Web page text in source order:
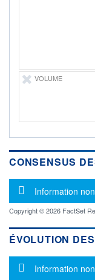
Non éligible
Boursobank
VOLUME
CONSENSUS
Message
Information
Copyright © 2026 FactSet
ÉVOLUTION
Message
Information